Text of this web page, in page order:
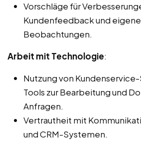
Vorschläge für
Kundenfeedback und
Beobachtungen.
Arbeit mit Technologie:
Nutzung von
Tools zur Bearbeitung und
Anfragen.
Vertrautheit mit
und CRM-Systemen.